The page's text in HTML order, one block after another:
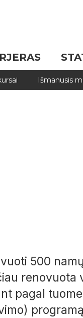
Išmanusis
500
renovuota
pagal